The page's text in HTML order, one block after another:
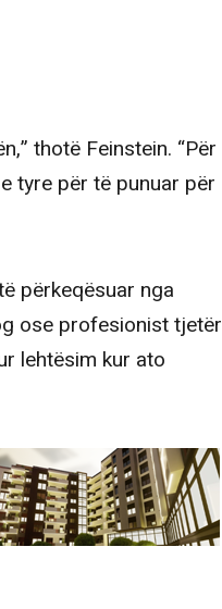
thotë Feinstein. “Për
tyre për të punuar për
përkeqësuar nga
ose profesionist tjetër
lehtësim kur ato